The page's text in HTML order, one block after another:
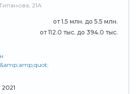
21А
от 1.5 млн. до 5.5 млн.
от 112.0 тыс. до 394.0 тыс.
2021